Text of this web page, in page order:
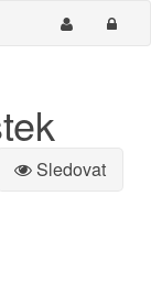
Sledovat